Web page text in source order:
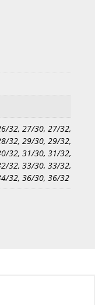
32, 27/30, 27/32,
32, 29/30, 29/32,
32, 31/30, 31/32,
32, 33/30, 33/32,
32, 36/30, 36/32